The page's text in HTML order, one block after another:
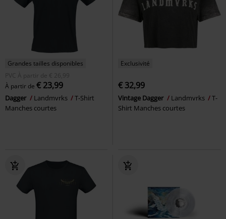
Grandes tailles disponibles
PVC
À partir de € 26,99
À partir de € 23,99
Dagger Landmvrks
T-Shirt
Manches courtes
Exclusivité
€ 32,99
Vintage Dagger Landmvrks
T-
Shirt Manches courtes